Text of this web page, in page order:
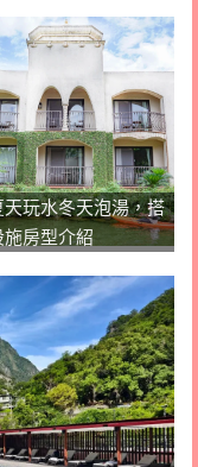
玩水冬天泡湯，搭
房型介紹